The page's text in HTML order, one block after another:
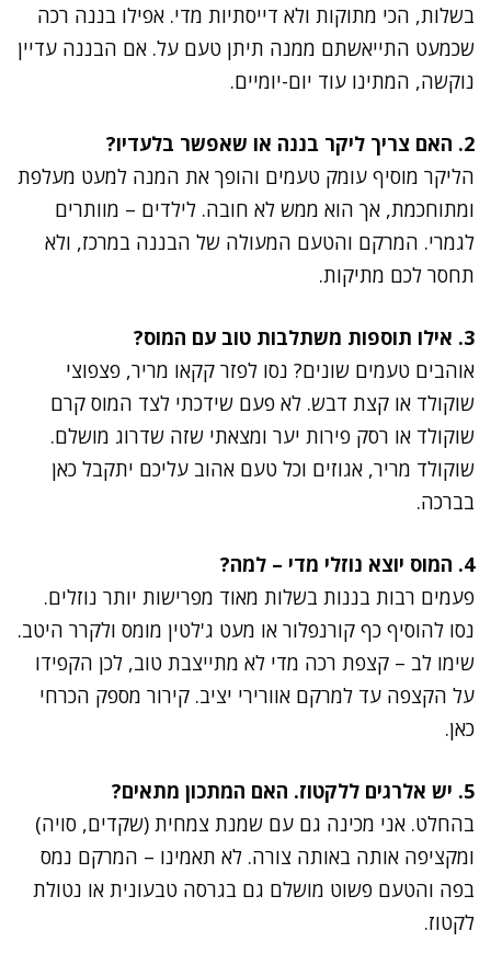
בשלות, הכי מתוקות ולא דייסתיות מדי. אפילו בננה רכה
שכמעט התייאשתם ממנה תיתן טעם על. אם הבננה עדיין
נוקשה, המתינו עוד יום-יומיים.
2. האם צריך ליקר בננה או שאפשר בלעדיו?
הליקר מוסיף עומק טעמים והופך את המנה למעט מעלפת
ומתוחכמת, אך הוא ממש לא חובה. לילדים – מוותרים
לגמרי. המרקם והטעם המעולה של הבננה במרכז, ולא
תחסר לכם מתיקות.
3. אילו תוספות משתלבות טוב עם המוס?
אוהבים טעמים שונים? נסו לפזר קקאו מריר, פצפוצי
שוקולד או קצת דבש. לא פעם שידכתי לצד המוס קרם
שוקולד או רסק פירות יער ומצאתי שזה שדרוג מושלם.
שוקולד מריר, אגוזים וכל טעם אהוב עליכם יתקבל כאן
בברכה.
4. המוס יוצא נוזלי מדי – למה?
פעמים רבות בננות בשלות מאוד מפרישות יותר נוזלים.
נסו להוסיף כף קורנפלור או מעט ג'לטין מומס ולקרר היטב.
שימו לב – קצפת רכה מדי לא מתייצבת טוב, לכן הקפידו
על הקצפה עד למרקם אוורירי יציב. קירור מספק הכרחי
כאן.
5. יש אלרגים ללקטוז. האם המתכון מתאים?
בהחלט. אני מכינה גם עם שמנת צמחית (שקדים, סויה)
ומקציפה אותה באותה צורה. לא תאמינו – המרקם נמס
בפה והטעם פשוט מושלם גם בגרסה טבעונית או נטולת
לקטוז.